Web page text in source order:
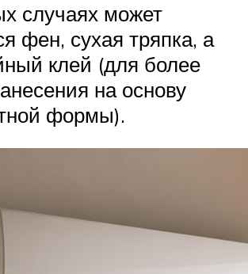
случаях может
фен, сухая тряпка, а
клей (для более
на основу
формы).